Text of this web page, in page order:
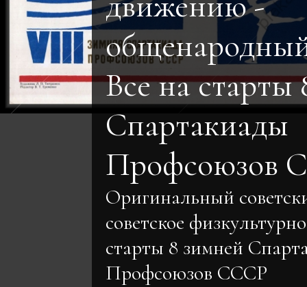
Все на старты
Спартакиады
Профсоюзов
Оригинальный
советское
старты 8 зимней
Профсоюзов СССР